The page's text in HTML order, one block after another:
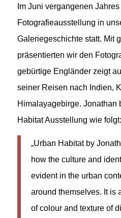
Im Juni vergangenen
Fotografieausstellung in
Galeriegeschichte statt. Mit
präsentierten wir den
gebürtige Engländer zeigt
seiner Reisen nach Indien,
Himalayagebirge. Jonathan
Habitat Ausstellung wie folgt:
„Urban Habitat by
how the culture and
evident in the urban
around themselves. It is
of colour and texture of